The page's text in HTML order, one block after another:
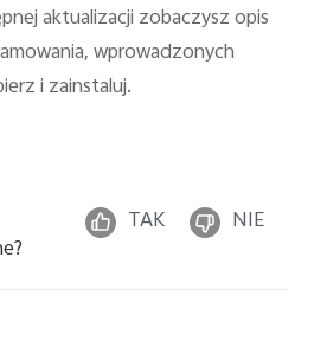
aktualizacji zobaczysz opis
wprowadzonych
i zainstaluj.
TAK NIE